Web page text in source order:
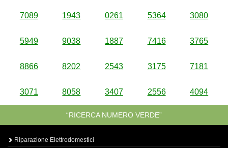
7089 1943 0261 5364 3080
5949 9038 1887 7416 3765
8866 8202 2543 3175 7181
3071 8058 3407 2556 4094
“RICERCA NUMERO VERDE”
Riparazione Elettrodomestici